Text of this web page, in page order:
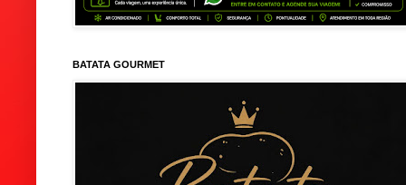
BATATA GOURMET